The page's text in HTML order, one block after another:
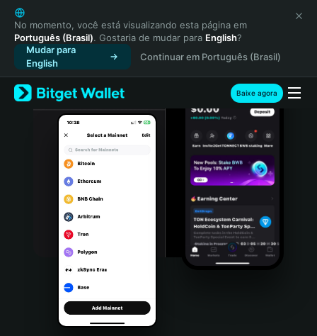
English
日本語
Tiếng Việt
Русский
Español (Latinoamérica)
Türkçe
Italiano
Português (Portugal)
Bahasa Indonesia
Português (Brasil)
Español (Argentina)
No momento, você está visualizando esta página em
Português (Brasil). Gostaria de mudar para English?
Mudar para
English
Continuar em Português (Brasil)
Baixe agora